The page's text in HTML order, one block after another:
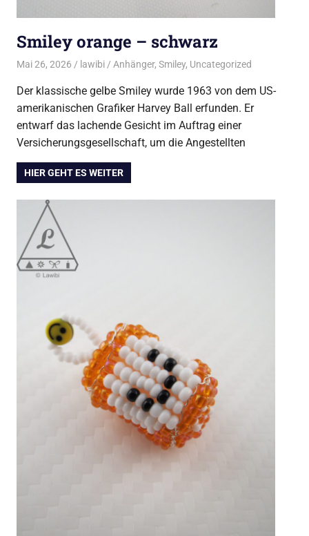
Smiley orange – schwarz
Mai 26, 2026 lawibi Anhänger, Smiley, Uncategorized
Der klassische gelbe Smiley wurde 1963 von dem US-
amerikanischen Grafiker Harvey Ball erfunden. Er
entwarf das lachende Gesicht im Auftrag einer
Versicherungsgesellschaft, um die Angestellten
HIER GEHT ES WEITER